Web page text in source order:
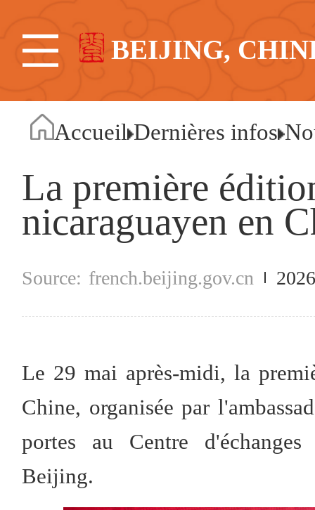
BEIJING,
Accueil Dernières infos
La première
nicaraguayen en
french.beijing.gov.cn
Le 29 mai après-midi, la
Chine, organisée par
portes au Centre
Beijing.